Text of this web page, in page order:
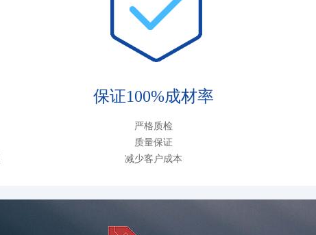
保证100%成材率
严格质检
质量保证
减少客户成本